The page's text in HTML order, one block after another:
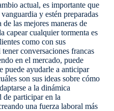
actual, es importante que
y estén preparadas
las mejores maneras de
capear cualquier tormenta es
como con sus
conversaciones francas
en el mercado, puede
puede ayudarle a anticipar
son sus ideas sobre cómo
a la dinámica
de participar en la
una fuerza laboral más